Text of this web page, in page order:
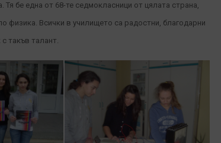
Тя бе една от 68-те седмокласници от цялата страна,
физика. Всички в училището са радостни, благодарни
такъв талант.